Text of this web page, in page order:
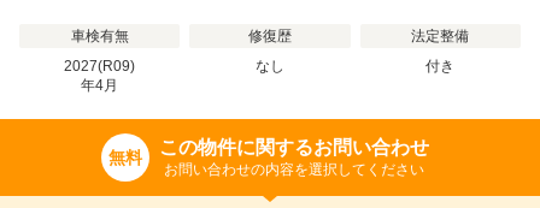
車検有無
2027(R09)
年4月
修復歴
なし
法定整備
付き
無料 この物件に関するお問い合わせ
お問い合わせの内容を選択してください